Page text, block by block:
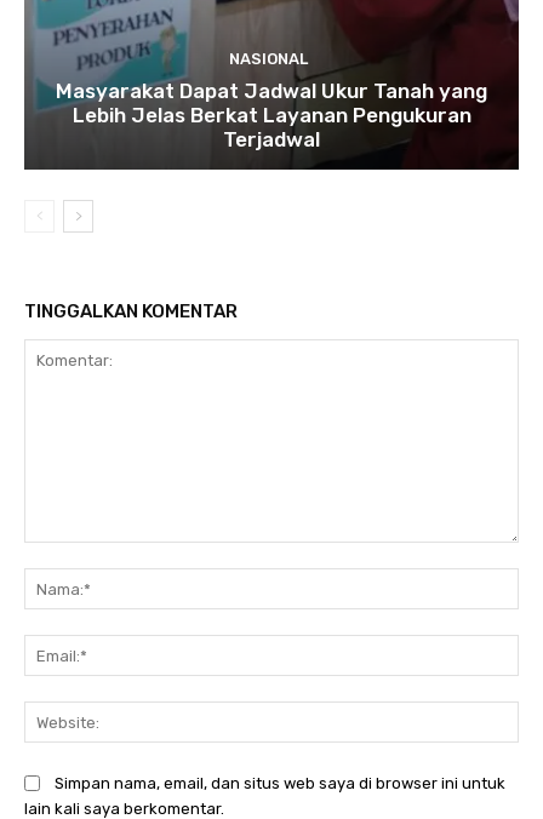
NASIONAL
Masyarakat Dapat Jadwal Ukur Tanah yang
Lebih Jelas Berkat Layanan Pengukuran
Terjadwal
TINGGALKAN KOMENTAR
Simpan nama, email, dan situs web saya di browser ini untuk
lain kali saya berkomentar.